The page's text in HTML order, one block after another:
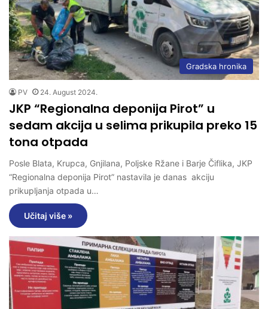
Gradska hronika
PV 24. August 2024.
JKP “Regionalna deponija Pirot” u
sedam akcija u selima prikupila preko 15
tona otpada
Posle Blata, Krupca, Gnjilana, Poljske Ržane i Barje Čiflika, JKP
“Regionalna deponija Pirot” nastavila je danas akciju
prikupljanja otpada u…
Učitaj više »